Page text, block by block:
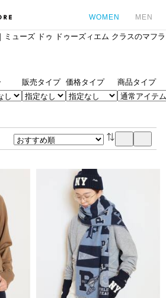
WOMEN MEN
ミューズ ドゥ ドゥーズィエム クラスのマフラ
販売タイプ 価格タイプ 商品タイプ